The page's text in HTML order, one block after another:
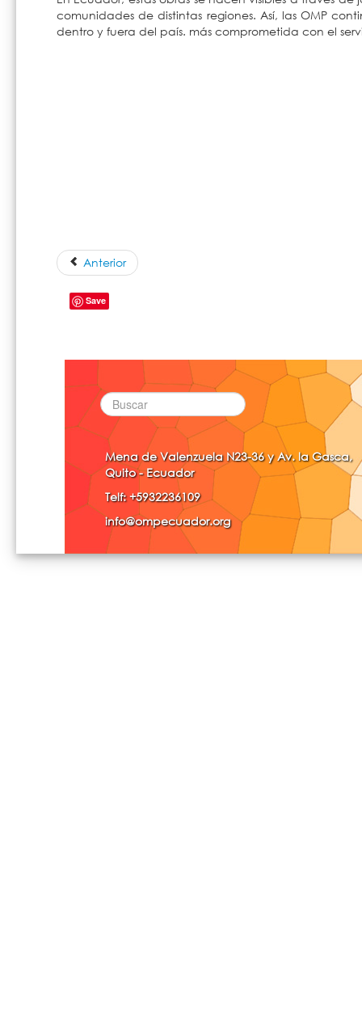
comunidades de distintas regiones. Así, las OMP
dentro y fuera del país. más comprometida con el
Anterior
Save
Mena de Valenzuela N23-36 y Av. la Gasca,
Quito - Ecuador
Telf: +5932236109
info@ompecuador.org